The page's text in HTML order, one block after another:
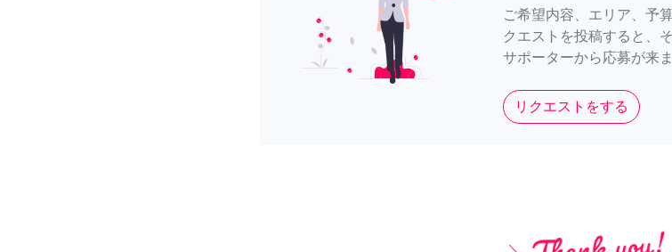
ご希望内容、エリア、予
クエストを投稿すると、
サポーターから応募が来ま
リクエストをする